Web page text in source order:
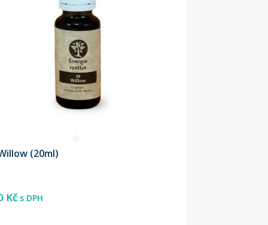
(20ml)
Kč s DPH